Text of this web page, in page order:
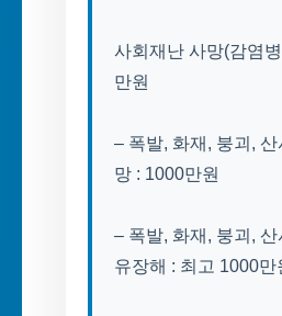
사회재난 사망(감염
만원
– 폭발, 화재, 붕괴,
망 : 1000만원
– 폭발, 화재, 붕괴,
유장해 : 최고 1000만